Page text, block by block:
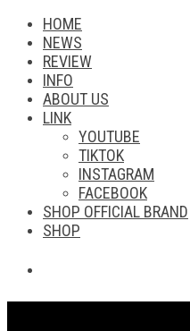
HOME
NEWS
REVIEW
INFO
ABOUT US
LINK
YOUTUBE
TIKTOK
INSTAGRAM
FACEBOOK
SHOP OFFICIAL BRAND
SHOP